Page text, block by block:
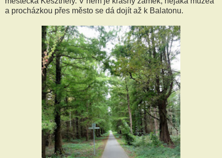
a procházkou přes město se dá dojít až k Balatonu.